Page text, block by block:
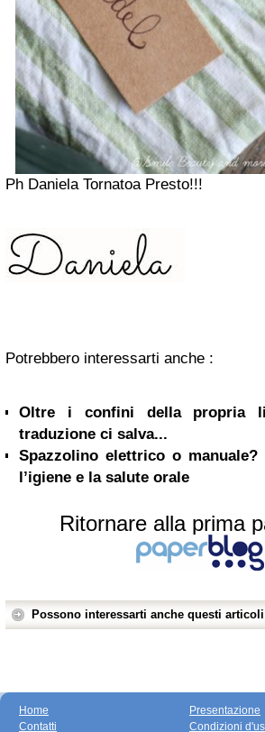
Ph Daniela Tornatoa Presto!!!
Potrebbero interessarti anche :
Oltre i confini della propria
traduzione ci salva...
Spazzolino elettrico o
l’igiene e la salute orale
Ritornare alla prima
Possono interessarti anche questi
Home
Contatti
Presentazione
Condizioni